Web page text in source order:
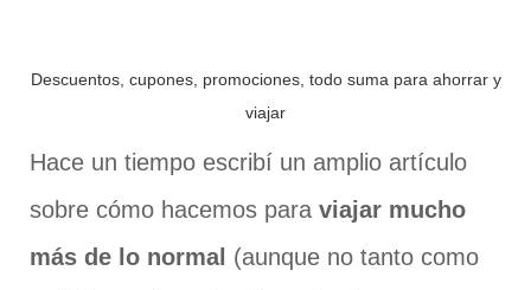
Descuentos, cupones, promociones, todo suma para ahorrar y
viajar
Hace un tiempo escribí un amplio artículo
sobre cómo hacemos para viajar mucho
más de lo normal (aunque no tanto como